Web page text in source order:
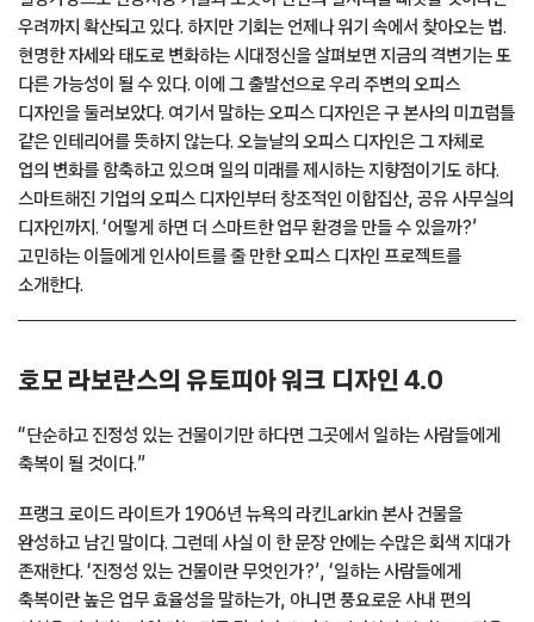
우려까지 확산되고 있다. 하지만 기회는 언제나 위기 속에서 찾아오는 법.
현명한 자세와 태도로 변화하는 시대정신을 살펴보면 지금의 격변기는 또
다른 가능성이 될 수 있다. 이에 그 출발선으로 우리 주변의 오피스
디자인을 둘러보았다. 여기서 말하는 오피스 디자인은 구 본사의 미끄럼틀
같은 인테리어를 뜻하지 않는다. 오늘날의 오피스 디자인은 그 자체로
업의 변화를 함축하고 있으며 일의 미래를 제시하는 지향점이기도 하다.
스마트해진 기업의 오피스 디자인부터 창조적인 이합집산, 공유 사무실의
디자인까지. ‘어떻게 하면 더 스마트한 업무 환경을 만들 수 있을까?’
고민하는 이들에게 인사이트를 줄 만한 오피스 디자인 프로젝트를
소개한다.
호모 라보란스의 유토피아 워크 디자인 4.0
“단순하고 진정성 있는 건물이기만 하다면 그곳에서 일하는 사람들에게
축복이 될 것이다.”
프랭크 로이드 라이트가 1906년 뉴욕의 라킨Larkin 본사 건물을
완성하고 남긴 말이다. 그런데 사실 이 한 문장 안에는 수많은 회색 지대가
존재한다. ‘진정성 있는 건물이란 무엇인가?’, ‘일하는 사람들에게
축복이란 높은 업무 효율성을 말하는가, 아니면 풍요로운 사내 편의